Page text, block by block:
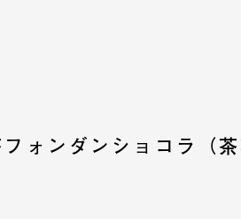
ォンダンショコラ（